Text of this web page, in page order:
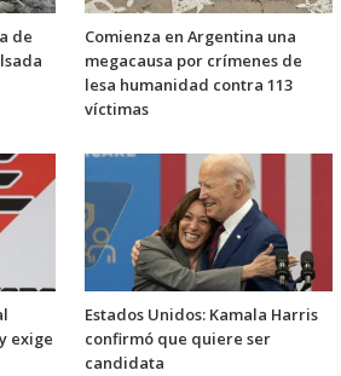
de
Comienza en Argentina una
megacausa por crímenes de
lesa humanidad contra 113
víctimas
exige
Estados Unidos: Kamala Harris
confirmó que quiere ser
candidata